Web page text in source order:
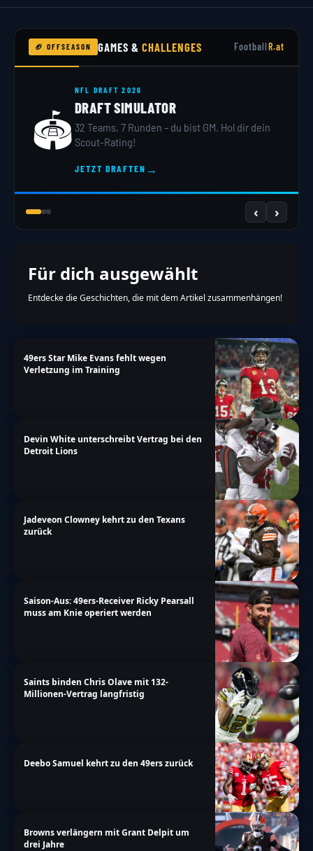
🏈 OFFSEASON GAMES &CHALLENGES FootballR.at
🏟️
NFL DRAFT 2026
DRAFT SIMULATOR
32 Teams, 7 Runden – du bist GM. Hol dir dein
Scout-Rating!
JETZT DRAFTEN →
‹ ›
Für dich ausgewählt
Entdecke die Geschichten, die mit dem Artikel zusammenhängen!
49ers Star Mike Evans fehlt wegen
Verletzung im Training
Devin White unterschreibt Vertrag bei den
Detroit Lions
Jadeveon Clowney kehrt zu den Texans
zurück
Saison-Aus: 49ers-Receiver Ricky Pearsall
muss am Knie operiert werden
Saints binden Chris Olave mit 132-
Millionen-Vertrag langfristig
Deebo Samuel kehrt zu den 49ers zurück
Browns verlängern mit Grant Delpit um
drei Jahre